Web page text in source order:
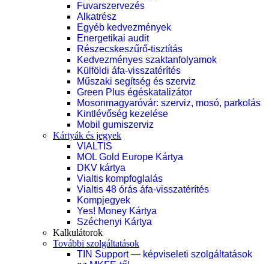
Fuvarszervezés
Alkatrész
Egyéb kedvezmények
Energetikai audit
Részecskeszűrő-tisztítás
Kedvezményes szaktanfolyamok
Külföldi áfa-visszatérítés
Műszaki segítség és szerviz
Green Plus égéskatalizátor
Mosonmagyaróvár: szerviz, mosó, parkolás
Kintlévőség kezelése
Mobil gumiszerviz
Kártyák és jegyek
VIALTIS
MOL Gold Europe Kártya
DKV kártya
Vialtis kompfoglalás
Vialtis 48 órás áfa-visszatérítés
Kompjegyek
Yes! Money Kártya
Széchenyi Kártya
Kalkulátorok
További szolgáltatások
TIN Support — képviseleti szolgáltatások